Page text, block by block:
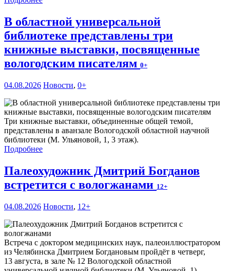
В областной универсальной
библиотеке представлены три
книжные выставки, посвященные
вологодским писателям 0+
04.08.2026 Новости, 0+
Три книжные выставки, объединенные общей темой,
представлены в аванзале Вологодской областной научной
библиотеки (М. Ульяновой, 1, 3 этаж).
Подробнее
Палеохудожник Дмитрий Богданов
встретится с вологжанами 12+
04.08.2026 Новости, 12+
Встреча с доктором медицинских наук, палеоиллюстратором
из Челябинска Дмитрием Богдановым пройдёт в четверг,
13 августа, в зале № 12 Вологодской областной